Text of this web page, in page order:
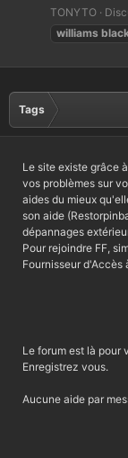
TONYTO
williams
Tags
Le site existe grâce
vos problèmes sur
aides du mieux
son aide
dépannages
Pour rejoindre FF,
Fournisseur d'Accès
Le forum est là pour
Enregistrez vous.
Aucune aide par